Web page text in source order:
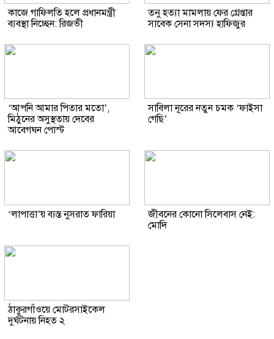
কাজে গাফিলতি হলে প্রধানমন্ত্রী
ব্যবস্থা নিচ্ছেন: রিজভী
তনু হত্যা মামলায় ফের গ্রেপ্তার
সাবেক সেনা সদস্য হাফিজুর
‘আপনি আমার পিতার মতো’,
মিঠুনের অসুস্থতায় দেবের
আবেগঘন পোস্ট
সাবিলা নূরের নতুন চমক ‘ফাইসা
গেছি’
‘লাপাত্তা’য় ব্যস্ত নুসরাত ফারিয়া
জীবনের কোনো সিলেবাস নেই:
মোদি
ঠাকুরগাঁওয়ে মোটরসাইকেল
দুর্ঘটনায় নিহত ২